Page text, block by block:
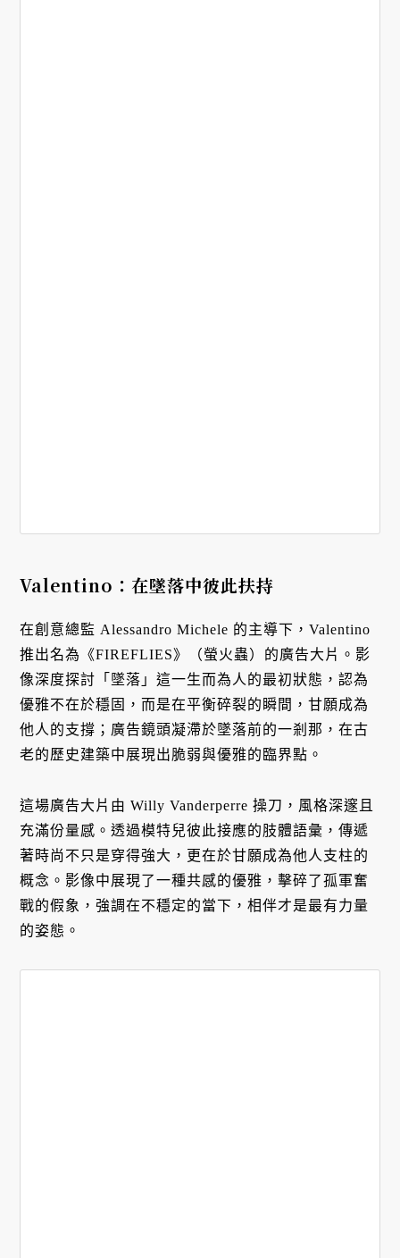
Valentino：在墜落中彼此扶持
在創意總監 Alessandro Michele 的主導下，Valentino
推出名為《FIREFLIES》（螢火蟲）的廣告大片。影
像深度探討「墜落」這一生而為人的最初狀態，認為
優雅不在於穩固，而是在平衡碎裂的瞬間，甘願成為
他人的支撐；廣告鏡頭凝滯於墜落前的一剎那，在古
老的歷史建築中展現出脆弱與優雅的臨界點。
這場廣告大片由 Willy Vanderperre 操刀，風格深邃且
充滿份量感。透過模特兒彼此接應的肢體語彙，傳遞
著時尚不只是穿得強大，更在於甘願成為他人支柱的
概念。影像中展現了一種共感的優雅，擊碎了孤軍奮
戰的假象，強調在不穩定的當下，相伴才是最有力量
的姿態。